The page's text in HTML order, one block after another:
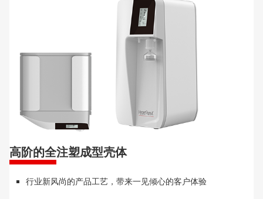
高阶的全注塑成型壳体
行业新风尚的产品工艺，带来一见倾心的客户体验